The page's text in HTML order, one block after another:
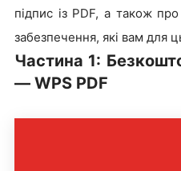
підпис із PDF, а також
забезпечення, які вам для
Частина 1:
— WPS PDF